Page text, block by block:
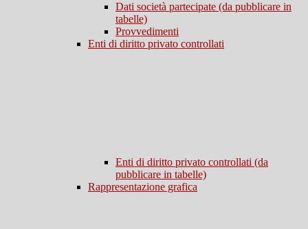
Dati società partecipate (da pubblicare in
tabelle)
Provvedimenti
Enti di diritto privato controllati
Enti di diritto privato controllati (da
pubblicare in tabelle)
Rappresentazione grafica